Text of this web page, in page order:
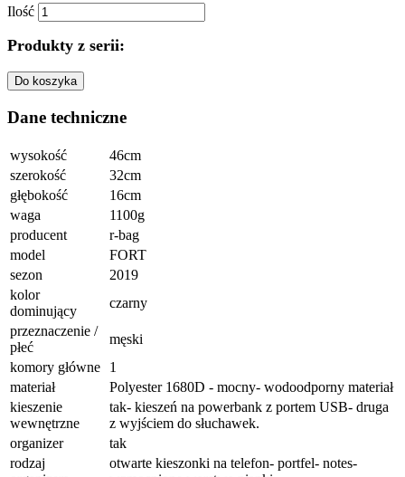
Ilość
Produkty z serii:
Do koszyka
Dane techniczne
wysokość
46cm
szerokość
32cm
głębokość
16cm
waga
1100g
producent
r-bag
model
FORT
sezon
2019
kolor
dominujący
czarny
przeznaczenie /
płeć
męski
komory główne
1
materiał
Polyester 1680D - mocny- wodoodporny materiał
kieszenie
wewnętrzne
tak- kieszeń na powerbank z portem USB- druga
z wyjściem do słuchawek.
organizer
tak
rodzaj
otwarte kieszonki na telefon- portfel- notes-